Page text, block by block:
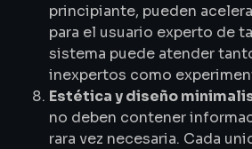
principiante, pueden
para el usuario experto de
sistema puede atender
inexpertos como
Estética y diseño
no deben contener
rara vez necesaria. Cada